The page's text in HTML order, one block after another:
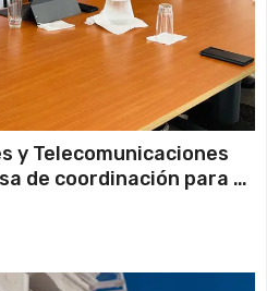
y Telecomunicaciones
de coordinación para el
en Iquique